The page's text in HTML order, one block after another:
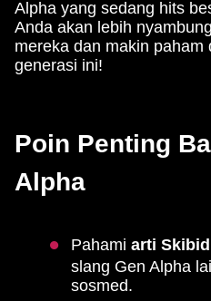
Alpha yang sedang hits
Anda akan lebih
mereka dan makin paham
generasi ini!
Poin Penting
Alpha
Pahami arti
slang Gen Alpha
sosmed.